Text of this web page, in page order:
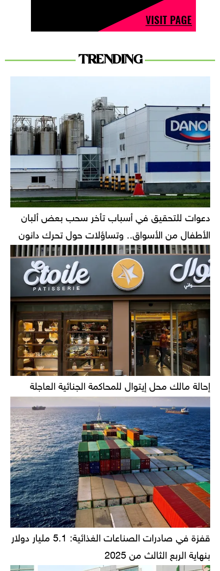
TRENDING
دعوات للتحقيق في أسباب تأخر سحب بعض ألبان
الأطفال من الأسواق.. وتساؤلات حول تحرك دانون
إحالة مالك محل إيتوال للمحاكمة الجنائية العاجلة
قفزة في صادرات الصناعات الغذائية: 5.1 مليار دولار
بنهاية الربع الثالث من 2025